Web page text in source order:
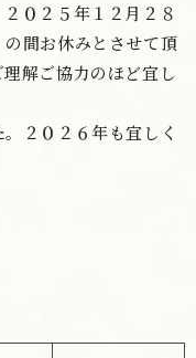
０２５年１２月２８
間お休みとさせて頂
解ご協力のほど宜し
２０２６年も宜しく